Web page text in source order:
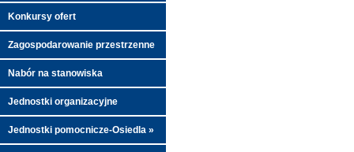
Konkursy ofert
Zagospodarowanie przestrzenne
Nabór na stanowiska
Jednostki organizacyjne
Jednostki pomocnicze-Osiedla »